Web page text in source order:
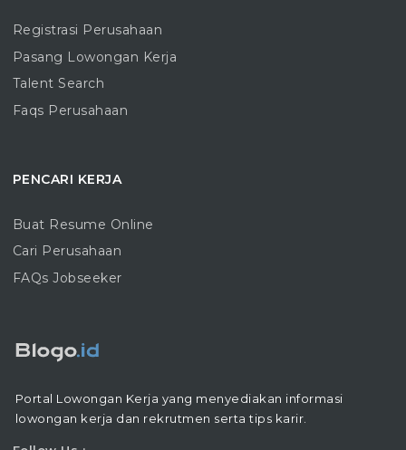
Registrasi Perusahaan
Pasang Lowongan Kerja
Talent Search
Faqs Perusahaan
PENCARI KERJA
Buat Resume Online
Cari Perusahaan
FAQs Jobseeker
Portal Lowongan Kerja yang menyediakan informasi
lowongan kerja dan rekrutmen serta tips karir.